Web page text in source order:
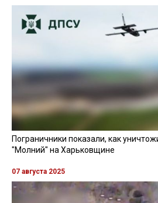
Пограничники показали, как
"Молний" на Харьковщине
07 августа 2025